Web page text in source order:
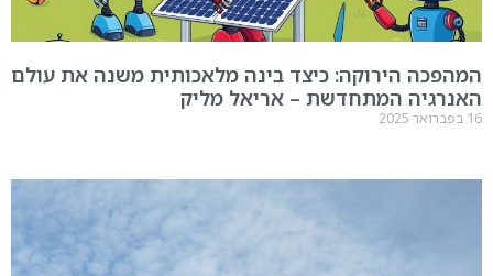
המהפכה הירוקה: כיצד בינה מלאכותית משנה את עולם
האנרגיה המתחדשת – אריאל מליק
16 בפברואר 2025